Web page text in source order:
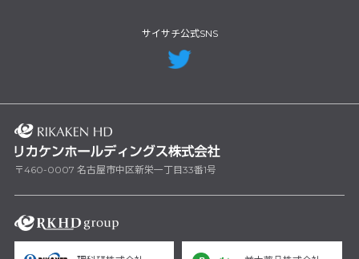
サイサチ公式SNS
〒460-0007 名古屋市中区新栄一丁目33番1号